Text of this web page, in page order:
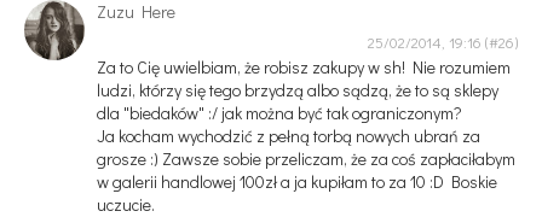
Zuzu Here
25/02/2014, 19:16
Za to Cię uwielbiam, że robisz zakupy w sh! Nie rozumiem
ludzi, którzy się tego brzydzą albo sądzą, że to są sklepy
dla "biedaków" :/ jak można być tak ograniczonym?
Ja kocham wychodzić z pełną torbą nowych ubrań za
grosze :) Zawsze sobie przeliczam, że za coś zapłaciłabym
w galerii handlowej 100zł a ja kupiłam to za 10 :D Boskie
uczucie.